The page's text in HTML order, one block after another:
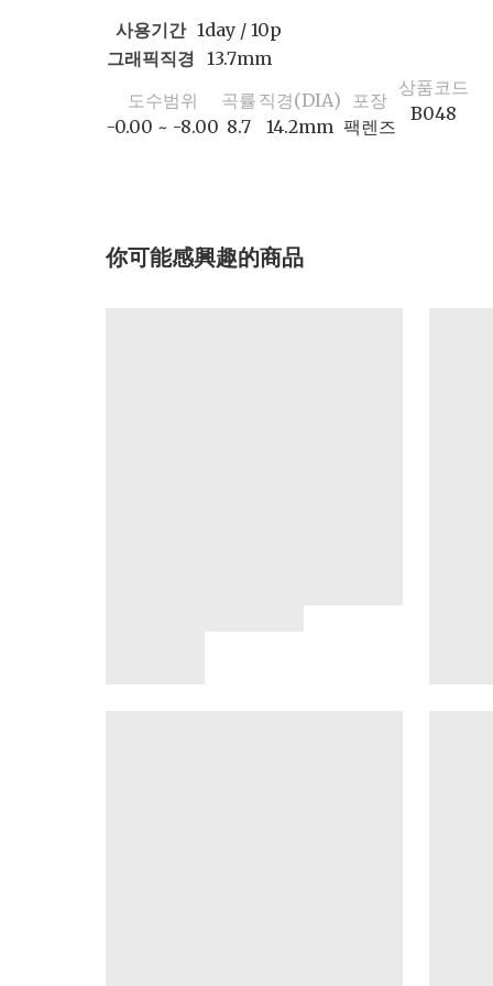
사용기간 1day / 10p
그래픽직경 13.7mm
도수범위
-0.00 ~ -8.00
곡률
8.7
직경(DIA)
14.2mm
포장
팩렌즈
상품코드
B048
你可能感興趣的商品